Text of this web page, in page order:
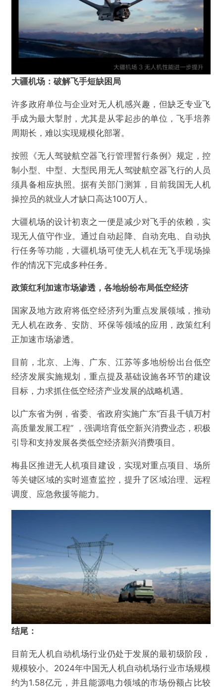
AI芯天下丨趋势丨大疆无人机机场升级车载部
署，低空经济正迎双重风口
欺诈 诱导行为
违法犯罪 其他
大疆机场：破解飞手短缺困局
许多政府单位与企业对无人机感兴趣，但缺乏专业飞
手成为最大掣肘，尤其是从零起步的单位，飞手培养
周期长，难以实现规模化部署。
按照《无人驾驶航空器飞行管理暂行条例》规定，控
制小型、中型、大型民用无人驾驶航空器飞行的人员
须具备相应执照。据有关部门测算，目前我国无人机
操控员的就业人才缺口高达100万人。
大疆机场的设计初衷之一便是减少对飞手的依赖，实
现无人值守作业。通过自动起降、自动充电、自动执
行任务等功能，大疆机场可使无人机在无飞手现场操
作的情况下完成多种任务。
政策红利加速市场渗透，各地纷纷布局低空经济
国家及地方政府将低空经济列为重点发展领域，推动
无人机在政务、安防、环保等领域的应用，政策红利
正加速市场渗透。
目前，北京、上海、广东、江苏等多地纷纷出台低空
经济发展实施规划，重点提及基础设施各环节的建设
目标，力求抓住低空经济产业发展的战略机遇。
以广东省为例，省委、省政府实施广东“百县千镇万村
高质量发展工程” ，强调培育低空新兴消费业态，积极
引导和支持发展各类低空经济新兴消费项目。
梅县区推进无人机项目建设，实现对重点项目、场所
等关键区域的实时巡查监控，提升了区域治理、远程
调度、应急救援等能力。
结尾：
目前无人机自动机场行业仍处于发展的最初级阶段，
规模较小。2024年中国无人机自动机场行业市场规模
约为1.58亿元，并且能源电力领域的市场份额占比较